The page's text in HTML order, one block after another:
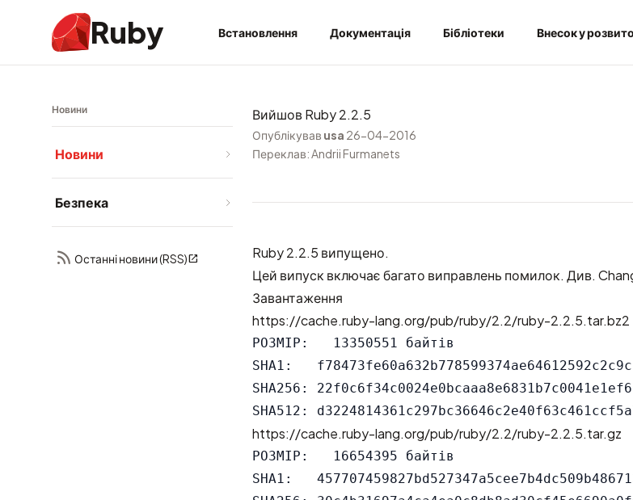
Ruby Встановлення Документація Бібліотеки Внесок у
Новини
Новини
Безпека
Останні новини (RSS)
Вийшов Ruby 2.2.5
Опублікував usa 26-04-2016
Переклав: Andrii Furmanets
Ruby 2.2.5 випущено.
Цей випуск включає багато виправлень помилок. Див.
Завантаження
https://cache.ruby-lang.org/pub/ruby/2.2/ruby-2.2.5.tar.bz2
РОЗМІР:   13350551 байтів
SHA1:
SHA256:
https://cache.ruby-lang.org/pub/ruby/2.2/ruby-2.2.5.tar.gz
РОЗМІР:   16654395 байтів
SHA1: